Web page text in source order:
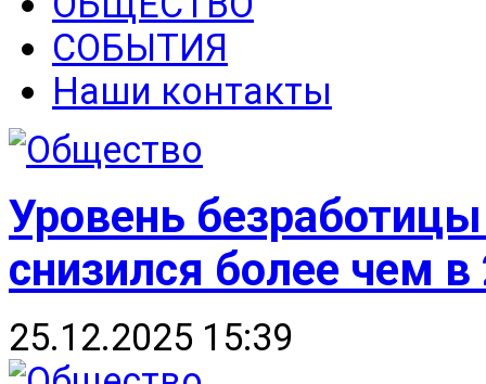
СОБЫТИЯ
Наши контакты
Уровень
снизился более чем в
25.12.2025 15:39